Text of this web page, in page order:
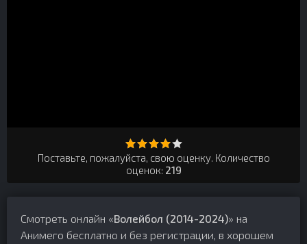
Поставьте, пожалуйста, свою оценку. Количество
оценок: 219
Смотреть онлайн «Волейбол (2014-2024)» на
Анимего бесплатно и без регистрации, в хорошем